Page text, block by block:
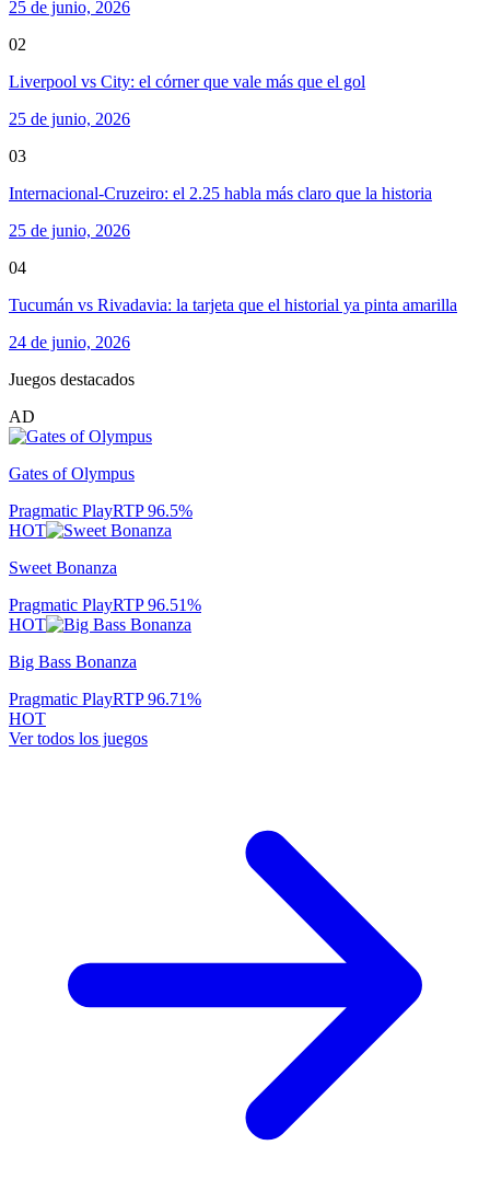
25 de junio, 2026
02
Liverpool vs City: el córner que vale más que el gol
25 de junio, 2026
03
Internacional-Cruzeiro: el 2.25 habla más claro que la historia
25 de junio, 2026
04
Tucumán vs Rivadavia: la tarjeta que el historial ya pinta amarilla
24 de junio, 2026
Juegos destacados
AD
Gates of Olympus
Pragmatic PlayRTP96.5%
HOT
Sweet Bonanza
Pragmatic PlayRTP96.51%
HOT
Big Bass Bonanza
Pragmatic PlayRTP96.71%
HOT
Ver todos los juegos